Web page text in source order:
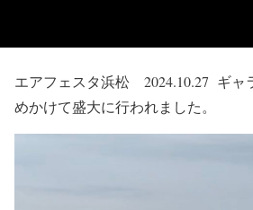
エアフェスタ浜松 2024.10.27 ギャ
めかけて盛大に行われました。